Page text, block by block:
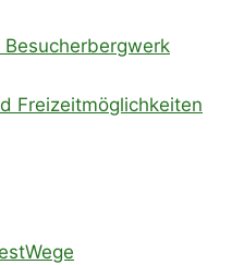
Besucherbergwerk
Freizeitmöglichkeiten